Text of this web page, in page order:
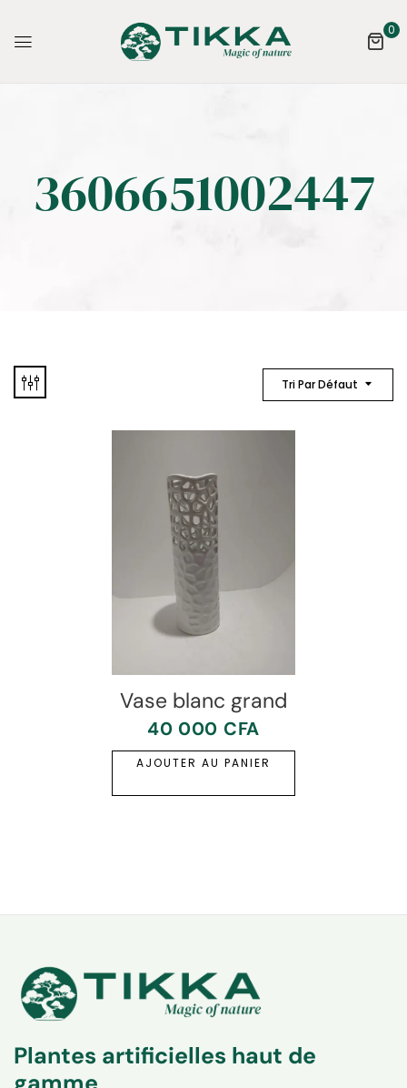
0
3606651002447
Tri Par Défaut
Vase blanc grand
40 000 CFA
AJOUTER AU PANIER
Plantes artificielles haut de